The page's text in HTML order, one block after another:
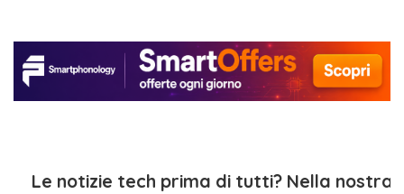
Le notizie tech prima di tutti? Nella nostra